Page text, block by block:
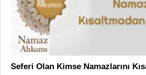
Seferi Olan Kimse Namazlarını